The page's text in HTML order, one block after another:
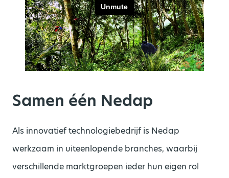
Samen één Nedap
Als innovatieftechnologiebedrijf is Nedap
werkzaam in uiteenlopende branches, waarbij
verschillende marktgroepen ieder hun eigen rol